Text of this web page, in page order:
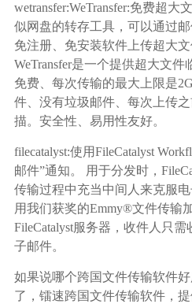
wetransfer:WeTransfer:免费超
似网盘的转存工具，可以通过
免注册、免安装软件上传超大文
WeTransfer是一个提供超大文
免费、每次传输的最大上限是
件、没有垃圾邮件、每次上传
描。安全性、易用性友好。
filecatalyst:使用FileCatalyst
邮件”通知。 用于分发时，
传输过程中充当中间人来克服
用我们获奖的Emmy®文件传输
FileCatalyst服务器，收件人只
子邮件。
如果说哪个跨国文件传输软件
了，镭速跨国文件传输软件，